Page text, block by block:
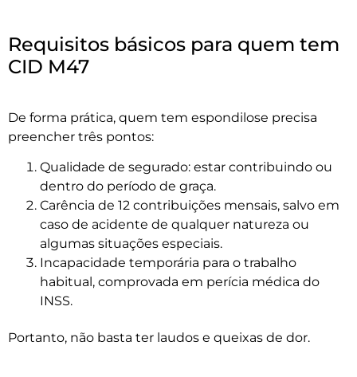
Requisitos básicos para quem tem
CID M47
De forma prática, quem tem espondilose precisa
preencher três pontos:
Qualidade de segurado: estar contribuindo ou
dentro do período de graça.
Carência de 12 contribuições mensais, salvo em
caso de acidente de qualquer natureza ou
algumas situações especiais.
Incapacidade temporária para o trabalho
habitual, comprovada em perícia médica do
INSS.
Portanto, não basta ter laudos e queixas de dor.